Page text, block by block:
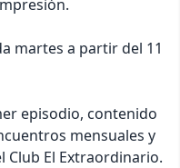
martes a partir del 11
episodio, contenido
mensuales y
Club El Extraordinario.